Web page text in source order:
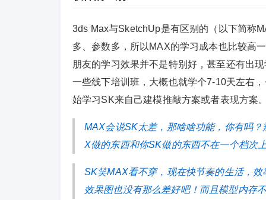
3ds Max与SketchUp是有区别的（以下简称
多、参数多，所以MAX的学习成本也比较高
朋友的学习效果并不是特别好，甚至还有出
一些线下培训班，大概也就学个7-10天左右
始学习SK来自己建模推敲方案或者表现方案
MAX会说SK太差，那啥啥功能，你有吗
X做的东西和你SK做的东西不在一个档次
SK笑MAX看不穿，现在快节奏的生活，
效果图也没有那么差好吧！而且模型内存